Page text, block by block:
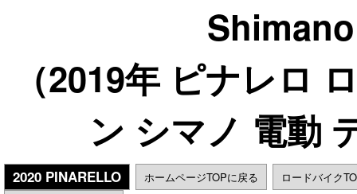
（2019年 ピナレロ
ン シマノ 電動
2020 PINARELLO ホームページTOPに戻る
ロードバイク